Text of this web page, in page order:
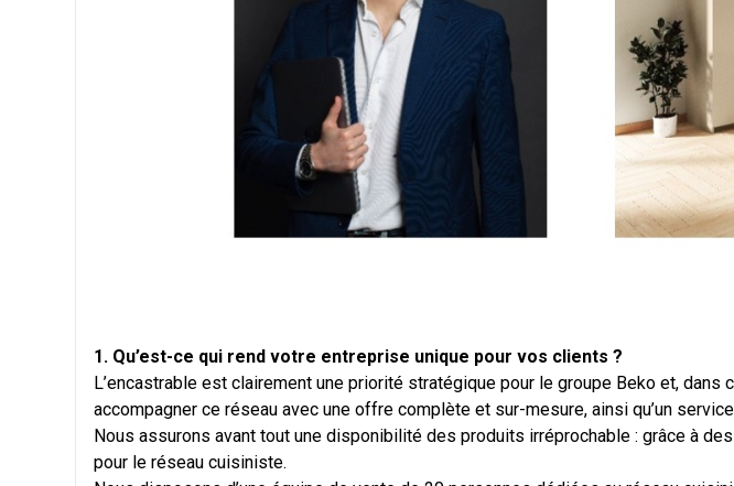
1. Qu’est-ce qui rend votre entreprise unique pour vos clients ?
L’encastrable est clairement une priorité stratégique pour le groupe Beko et,
accompagner ce réseau avec une offre complète et sur-mesure, ainsi qu’un
Nous assurons avant tout une disponibilité des produits irréprochable : grâce à
pour le réseau cuisiniste.